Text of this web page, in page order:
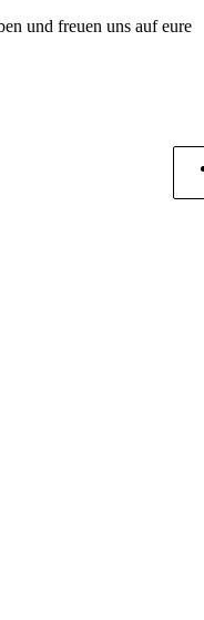
und freuen uns auf eure